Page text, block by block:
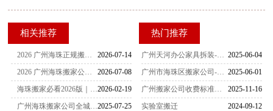
相关推荐
2026-07-14
2026 广州海珠正规搬家公司收费标准 错峰搬家避溢价省钱技巧
2026-07-08
2026 广州海珠搬家公司避坑大全，租房搬迁不被临时加价实操方法
2026-02-19
海珠搬家必看2026版｜5家高口碑公司推荐 适配小区工业园全场景
2025-07-25
广州海珠搬家公司全城搬迁服务电话 020-38399498
热门推荐
2025-06-04
广州天河办公家具拆装-家具拆装的打包方法
2025-06-01
广州市海珠区搬家公司-女性员工是不可缺少的
2025-11-16
广州搬家公司收费标准一览表（2025最新版）
2024-09-12
实验室搬迁